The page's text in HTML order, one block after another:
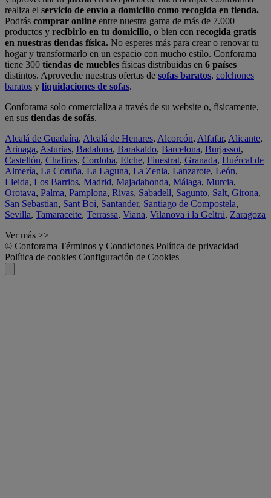
realiza el servicio de envío a domicilio como recogida en tienda.
Podrás comprar online entre nuestra gama de más de 7.000
productos y recibirlo en tu domicilio, o bien con recogida gratis
en nuestras tiendas física. No esperes más para crear o renovar tu
hogar y transformarlo en un espacio con mucho estilo. Conforama
tiene 300 tiendas de muebles físicas distribuidas en 6 países
distintos. Aproveche nuestras ofertas de sofas baratos, colchones
baratos y liquidaciones de sofas.
Conforama solo comercializa a través de su website o, físicamente,
en sus tiendas de sofás.
Alcalá de Guadaíra, Alcalá de Henares, Alcorcón, Alfafar, Alicante,
Arinaga, Asturias, Badalona, Barakaldo, Barcelona, Burjassot,
Castellón, Chafiras, Cordoba, Elche, Finestrat, Granada, Huércal de
Almería, La Coruña, La Laguna, La Zenia, Lanzarote, León,
Lleida, Los Barrios, Madrid, Majadahonda, Málaga, Murcia,
Orotava, Palma, Pamplona, Rivas, Sabadell, Sagunto, Salt, Girona,
San Sebastian, Sant Boi, Santander, Santiago de Compostela,
Sevilla, Tamaraceite, Terrassa, Viana, Vilanova i la Geltrú, Zaragoza
Ver más >>
© Conforama Términos y Condiciones Política de privacidad
Política de cookies Configuración de Cookies